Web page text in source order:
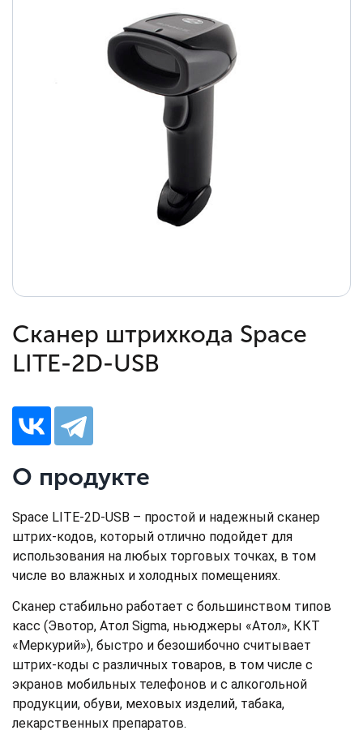
Сканер штрихкода Space
LITE-2D-USB
О продукте
Space LITE-2D-USB – простой и надежный сканер
штрих-кодов, который отлично подойдет для
использования на любых торговых точках, в том
числе во влажных и холодных помещениях.
Сканер стабильно работает с большинством типов
касс (Эвотор, Атол Sigma, ньюджеры «Атол», ККТ
«Меркурий»), быстро и безошибочно считывает
штрих-коды с различных товаров, в том числе с
экранов мобильных телефонов и с алкогольной
продукции, обуви, меховых изделий, табака,
лекарственных препаратов.